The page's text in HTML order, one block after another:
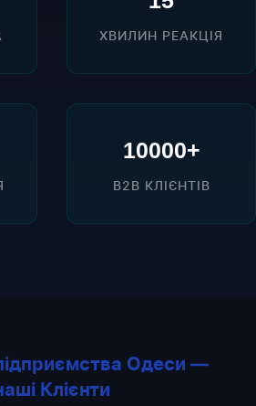
ХВИЛИН РЕАКЦІЯ
10000+
B2B КЛІЄНТІВ
Одеси —
Клієнти